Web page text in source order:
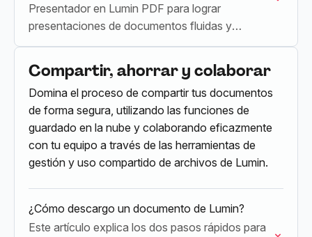
Presentador en Lumin PDF para lograr
presentaciones de documentos fluidas y
atractivas.
Compartir, ahorrar y colaborar
Domina el proceso de compartir tus documentos
de forma segura, utilizando las funciones de
guardado en la nube y colaborando eficazmente
con tu equipo a través de las herramientas de
gestión y uso compartido de archivos de Lumin.
¿Cómo descargo un documento de Lumin?
Este artículo explica los dos pasos rápidos para